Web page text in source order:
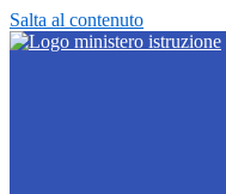
Salta al contenuto